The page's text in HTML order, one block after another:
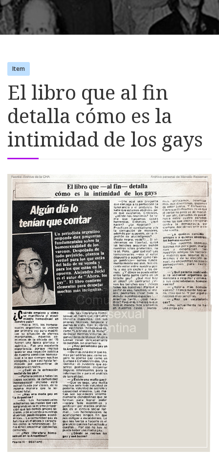
Item
El libro que al fin
detalla cómo es la
intimidad de los gays